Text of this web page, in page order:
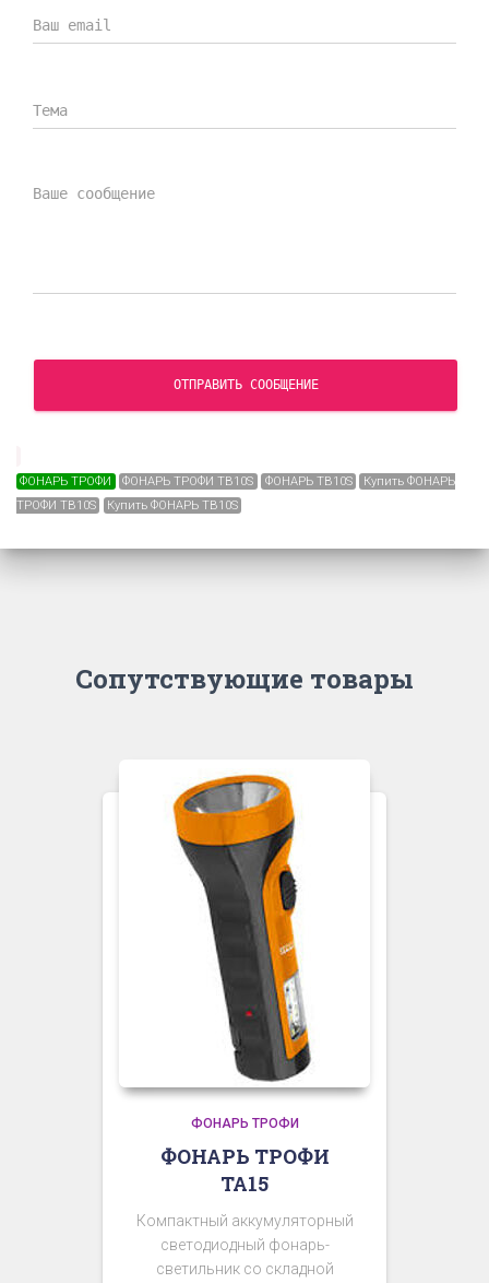
ОТПРАВИТЬ СООБЩЕНИЕ
ФОНАРЬ ТРОФИ ФОНАРЬ ТРОФИ TB10S ФОНАРЬ TB10S
Купить ФОНАРЬ
ТРОФИ TB10S
Купить ФОНАРЬ TB10S
Сопутствующие товары
ФОНАРЬ ТРОФИ
ФОНАРЬ ТРОФИ
TA15
Компактный аккумуляторный
светодиодный фонарь-
светильник со складной